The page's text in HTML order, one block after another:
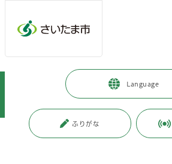
Language
ふりがな
子育て・教育 > 育児・保育
幼児教育・保育の無償化に必要な手続き（施設等
更新日付：2026年2月